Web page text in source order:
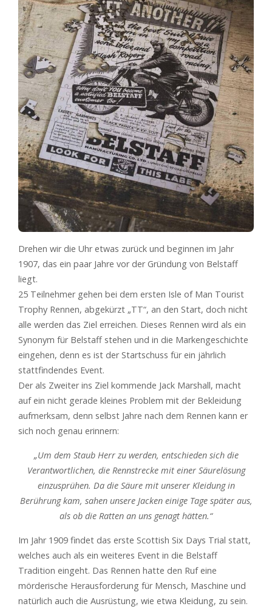
Drehen wir die Uhr etwas zurück und beginnen im Jahr
1907, das ein paar Jahre vor der Gründung von Belstaff
liegt.
25 Teilnehmer gehen bei dem ersten Isle of Man Tourist
Trophy Rennen, abgekürzt „TT“, an den Start, doch nicht
alle werden das Ziel erreichen. Dieses Rennen wird als ein
Synonym für Belstaff stehen und in die Markengeschichte
eingehen, denn es ist der Startschuss für ein jährlich
stattfindendes Event.
Der als Zweiter ins Ziel kommende Jack Marshall, macht
auf ein nicht gerade kleines Problem mit der Bekleidung
aufmerksam, denn selbst Jahre nach dem Rennen kann er
sich noch genau erinnern:
„Um dem Staub Herr zu werden, entschieden sich die
Verantwortlichen, die Rennstrecke mit einer Säurelösung
einzusprühen. Da die Säure mit unserer Kleidung in
Berührung kam, sahen unsere Jacken einige Tage später aus,
als ob die Ratten an uns genagt hätten.“
Im Jahr 1909 findet das erste Scottish Six Days Trial statt,
welches auch als ein weiteres Event in die Belstaff
Tradition eingeht. Das Rennen hatte den Ruf eine
mörderische Herausforderung für Mensch, Maschine und
natürlich auch die Ausrüstung, wie etwa Kleidung, zu sein.